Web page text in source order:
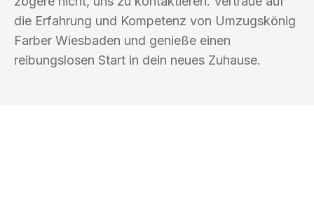
die Erfahrung und Kompetenz von Umzugskönig
Farber Wiesbaden und genieße einen
reibungslosen Start in dein neues Zuhause.